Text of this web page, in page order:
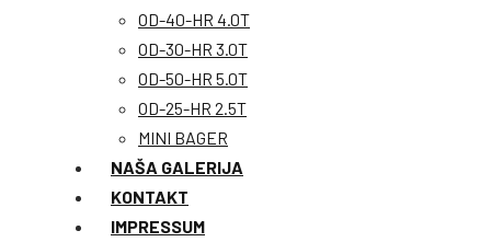
OD-40-HR 4.0T
OD-30-HR 3.0T
OD-50-HR 5.0T
OD-25-HR 2.5T
MINI BAGER
NAŠA GALERIJA
KONTAKT
IMPRESSUM